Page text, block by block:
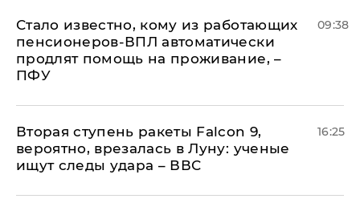
Стало известно, кому из работающих
пенсионеров-ВПЛ автоматически
продлят помощь на проживание, –
ПФУ
09:38
Вторая ступень ракеты Falcon 9,
вероятно, врезалась в Луну: ученые
ищут следы удара – ВВС
16:25